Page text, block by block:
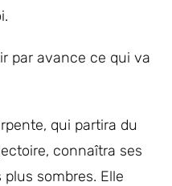
par avance ce qui va
qui partira du
connaîtra ses
sombres. Elle